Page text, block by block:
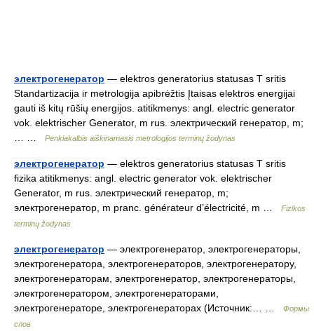
электрогенератор — elektros generatorius statusas T sritis
Standartizacija ir metrologija apibrėžtis Įtaisas elektros energijai
gauti iš kitų rūšių energijos. atitikmenys: angl. electric generator
vok. elektrischer Generator, m rus. электрический генератор, m;
Penkiakalbis aiškinamasis metrologijos terminų žodynas
электрогенератор — elektros generatorius statusas T sritis
fizika atitikmenys: angl. electric generator vok. elektrischer
Generator, m rus. электрический генератор, m;
электрогенератор, m pranc. générateur d’électricité, m …
Fizikos
terminų žodynas
электрогенератор — электрогенератор, электрогенераторы,
электрогенератора, электрогенераторов, электрогенератору,
электрогенераторам, электрогенератор, электрогенераторы,
электрогенератором, электрогенераторами,
электрогенераторе, электрогенераторах (Источник:… …
Формы
слов